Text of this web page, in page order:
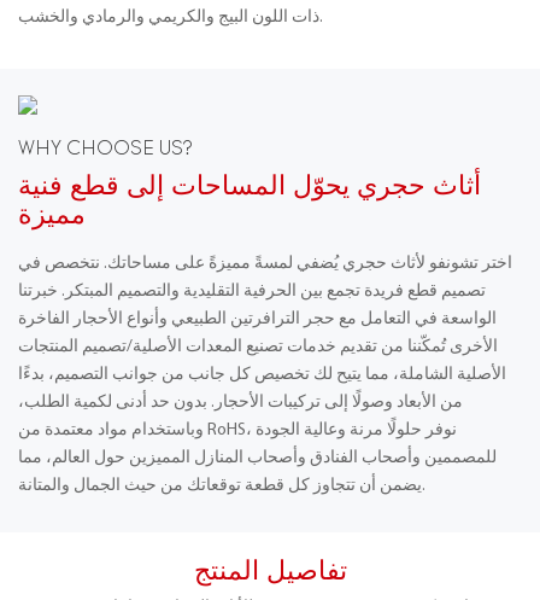
ذات اللون البيج والكريمي والرمادي والخشب.
WHY CHOOSE US?
أثاث حجري يحوّل المساحات إلى قطع فنية
مميزة
اختر تشونفو لأثاث حجري يُضفي لمسةً مميزةً على مساحاتك. نتخصص في
تصميم قطع فريدة تجمع بين الحرفية التقليدية والتصميم المبتكر. خبرتنا
الواسعة في التعامل مع حجر الترافرتين الطبيعي وأنواع الأحجار الفاخرة
الأخرى تُمكّننا من تقديم خدمات تصنيع المعدات الأصلية/تصميم المنتجات
الأصلية الشاملة، مما يتيح لك تخصيص كل جانب من جوانب التصميم، بدءًا
من الأبعاد وصولًا إلى تركيبات الأحجار. بدون حد أدنى لكمية الطلب،
وباستخدام مواد معتمدة من RoHS، نوفر حلولًا مرنة وعالية الجودة
للمصممين وأصحاب الفنادق وأصحاب المنازل المميزين حول العالم، مما
يضمن أن تتجاوز كل قطعة توقعاتك من حيث الجمال والمتانة.
تفاصيل المنتج